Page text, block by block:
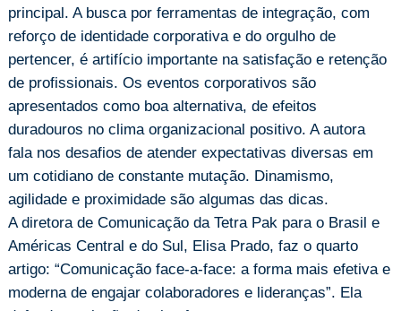
principal. A busca por ferramentas de integração, com
reforço de identidade corporativa e do orgulho de
pertencer, é artifício importante na satisfação e retenção
de profissionais. Os eventos corporativos são
apresentados como boa alternativa, de efeitos
duradouros no clima organizacional positivo. A autora
fala nos desafios de atender expectativas diversas em
um cotidiano de constante mutação. Dinamismo,
agilidade e proximidade são algumas das dicas.
A diretora de Comunicação da Tetra Pak para o Brasil e
Américas Central e do Sul, Elisa Prado, faz o quarto
artigo: “Comunicação face-a-face: a forma mais efetiva e
moderna de engajar colaboradores e lideranças”. Ela